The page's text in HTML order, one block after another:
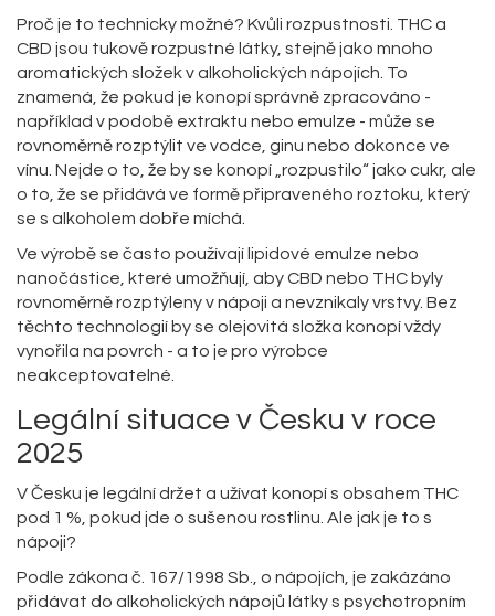
Proč je to technicky možné? Kvůli rozpustnosti. THC a
CBD jsou tukově rozpustné látky, stejně jako mnoho
aromatických složek v alkoholických nápojích. To
znamená, že pokud je konopí správně zpracováno -
například v podobě extraktu nebo emulze - může se
rovnoměrně rozptýlit ve vodce, ginu nebo dokonce ve
vínu. Nejde o to, že by se konopí „rozpustilo“ jako cukr, ale
o to, že se přidává ve formě připraveného roztoku, který
se s alkoholem dobře míchá.
Ve výrobě se často používají lipidové emulze nebo
nanočástice, které umožňují, aby CBD nebo THC byly
rovnoměrně rozptýleny v nápoji a nevznikaly vrstvy. Bez
těchto technologií by se olejovitá složka konopí vždy
vynořila na povrch - a to je pro výrobce
neakceptovatelné.
Legální situace v Česku v roce
2025
V Česku je legální držet a užívat konopí s obsahem THC
pod 1 %, pokud jde o sušenou rostlinu. Ale jak je to s
nápoji?
Podle zákona č. 167/1998 Sb., o nápojích, je zakázáno
přidávat do alkoholických nápojů látky s psychotropním